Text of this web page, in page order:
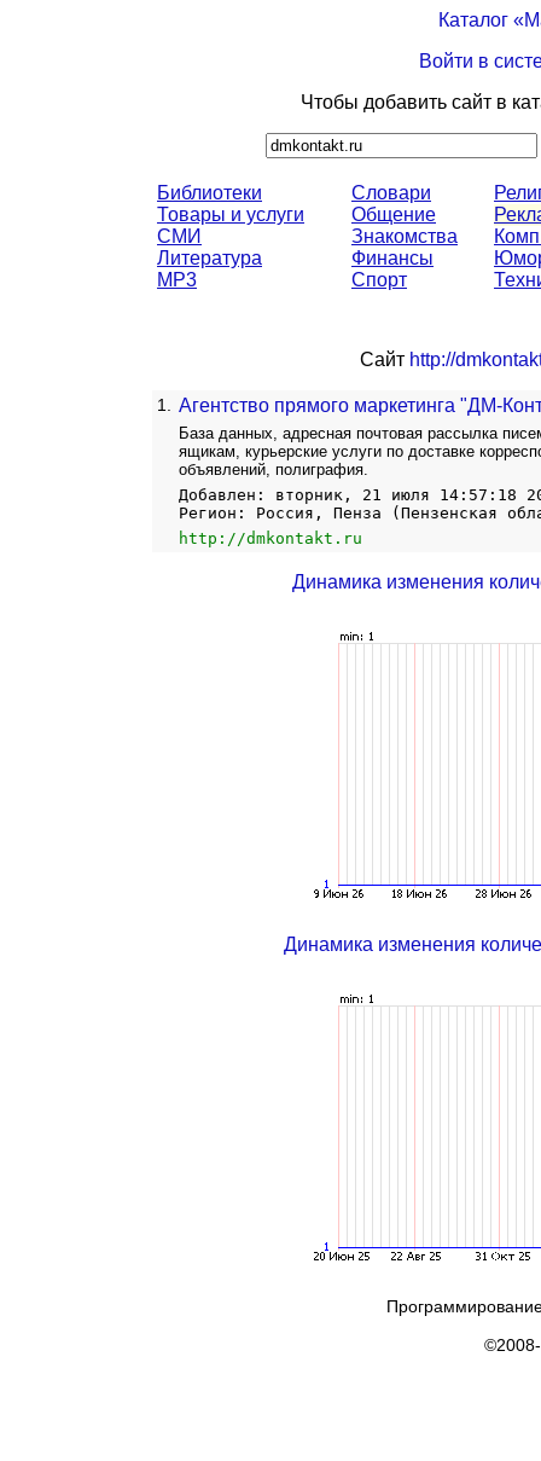
Каталог
Войти в
Чтобы добавить сайт в
Библиотеки
Товары и услуги
СМИ
Литература
MP3
Словари
Общение
Знакомства
Финансы
Спорт
Сайт http://
1. Агентство прямого маркетинга "ДМ-
База данных, адресная почтовая рассылка
ящикам, курьерские услуги по доставке
объявлений, полиграфия.
Добавлен: вторник, 21 июля 14:57:18
Регион: Россия, Пенза (Пензенская
http://dmkontakt.ru
Динамика изменения
Динамика изменения